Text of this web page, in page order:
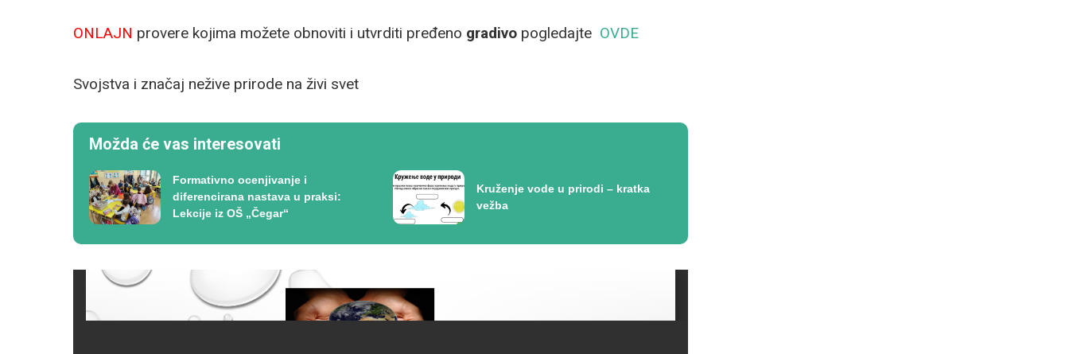
ONLAJN provere kojima možete obnoviti i utvrditi pređeno gradivo pogledajte OVDE
Svojstva i značaj nežive prirode na živi svet
Možda će vas interesovati
Formativno ocenjivanje i
diferencirana nastava u praksi:
Lekcije iz OŠ „Čegar“
Kruženje vode u prirodi – kratka
vežba